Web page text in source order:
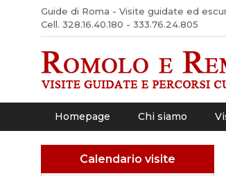
Guide di Roma - Visite guidate ed
Cell. 328.16.40.180 - 333.76.24.805
Homepage Chi siamo
Calendario visite